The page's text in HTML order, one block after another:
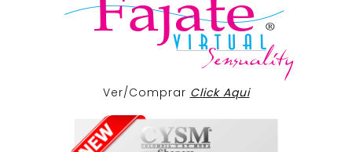
Ver/Comprar Click Aqui